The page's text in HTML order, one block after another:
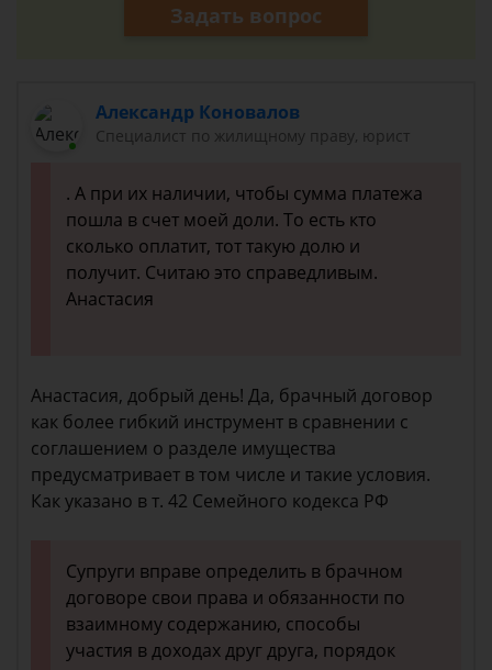
Задать вопрос
Александр Коновалов
Специалист по жилищному праву, юрист
. А при их наличии, чтобы сумма платежа
пошла в счет моей доли. То есть кто
сколько оплатит, тот такую долю и
получит. Считаю это справедливым.
Анастасия
Анастасия, добрый день! Да, брачный договор
как более гибкий инструмент в сравнении с
соглашением о разделе имущества
предусматривает в том числе и такие условия.
Как указано в т. 42 Семейного кодекса РФ
Супруги вправе определить в брачном
договоре свои права и обязанности по
взаимному содержанию, способы
участия в доходах друг друга, порядок